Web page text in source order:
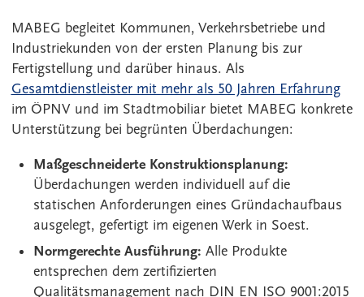
MABEG begleitet Kommunen, Verkehrsbetriebe und
Industriekunden von der ersten Planung bis zur
Fertigstellung und darüber hinaus. Als
Gesamtdienstleister mit mehr als 50 Jahren Erfahrung
im ÖPNV und im Stadtmobiliar bietet MABEG konkrete
Unterstützung bei begrünten Überdachungen:
Maßgeschneiderte Konstruktionsplanung:
Überdachungen werden individuell auf die
statischen Anforderungen eines Gründachaufbaus
ausgelegt, gefertigt im eigenen Werk in Soest.
Normgerechte Ausführung: Alle Produkte
entsprechen dem zertifizierten
Qualitätsmanagement nach DIN EN ISO 9001:2015